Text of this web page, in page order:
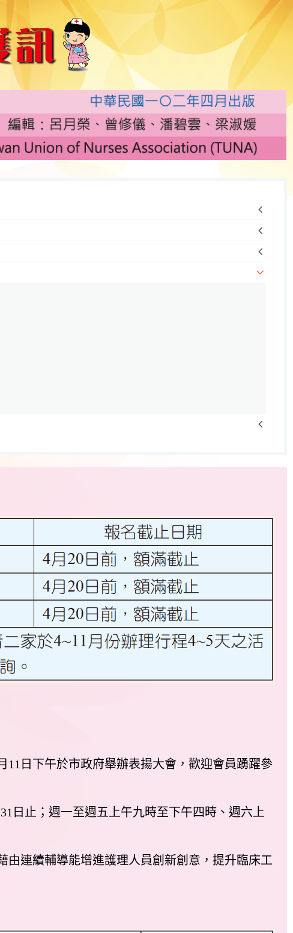
日下午於市政府舉辦表揚大會，歡迎會員踴躍參
日止；週一至週五上午九時至下午四時、週六上
由連續輔導能增進護理人員創新創意，提升臨床工